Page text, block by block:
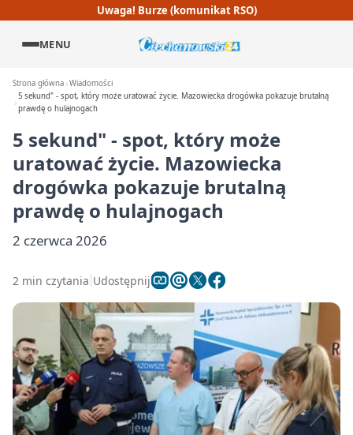
Uwaga! Burze (komunikat RSO)
MENU
Strona główna Wiadomości
5 sekund" - spot, który może uratować życie. Mazowiecka drogówka pokazuje brutalną
prawdę o hulajnogach
5 sekund" - spot, który może
uratować życie. Mazowiecka
drogówka pokazuje brutalną
prawdę o hulajnogach
2 czerwca 2026
2 min czytania Udostępnij